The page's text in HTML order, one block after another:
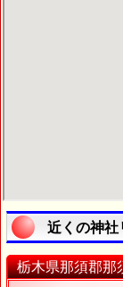
近くの神社
栃木県那須郡那